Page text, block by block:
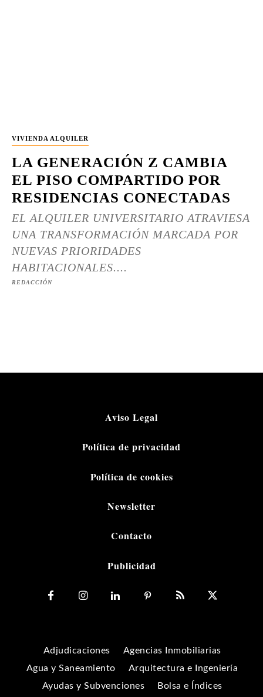
VIVIENDA ALQUILER
LA GENERACIÓN Z CAMBIA
EL PISO COMPARTIDO POR
RESIDENCIAS CONECTADAS
EL ALQUILER UNIVERSITARIO ATRAVIESA
UNA TRANSFORMACIÓN MARCADA POR
NUEVAS PRIORIDADES
HABITACIONALES....
REDACCIÓN
Aviso Legal
Política de privacidad
Política de cookies
Newsletter
Contacto
Publicidad
Adjudicaciones
Agencias Inmobiliarias
Agua y Saneamiento
Arquitectura e Ingeniería
Ayudas y Subvenciones
Bolsa e Índices